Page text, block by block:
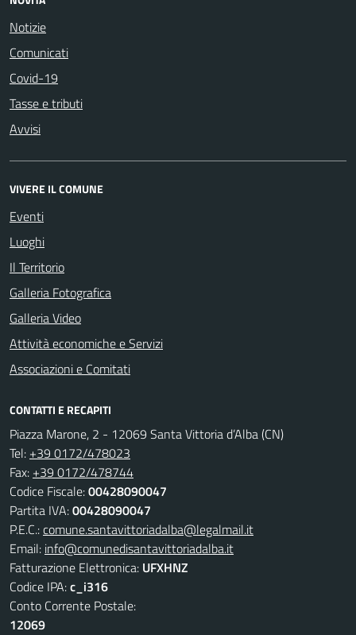
Notizie
Comunicati
Covid-19
Tasse e tributi
Avvisi
VIVERE IL COMUNE
Eventi
Luoghi
Il Territorio
Galleria Fotografica
Galleria Video
Attività economiche e Servizi
Associazioni e Comitati
CONTATTI E RECAPITI
Piazza Marone, 2 - 12069 Santa Vittoria d’Alba (CN)
Tel: +39 0172/478023
Fax: +39 0172/478744
Codice Fiscale:00428090047
Partita IVA:00428090047
P.E.C.:comune.santavittoriadalba@legalmail.it
Email: info@comunedisantavittoriadalba.it
Fatturazione Elettronica: UFXHNZ
Codice IPA:c_i316
Conto Corrente Postale:
12069